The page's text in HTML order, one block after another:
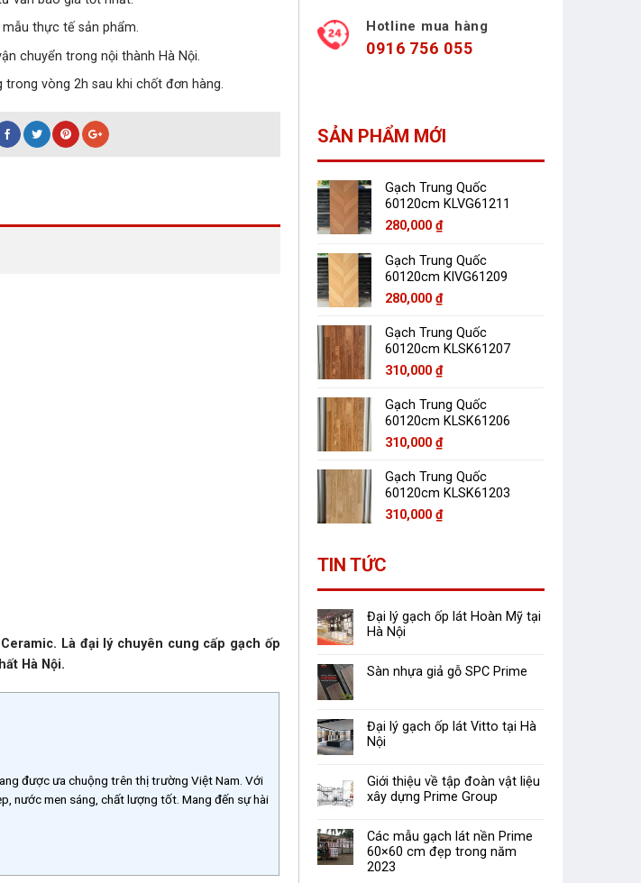
mẫu thực tế sản phẩm.
chuyển trong nội thành Hà Nội.
trong vòng 2h sau khi chốt đơn hàng.
Là đại lý chuyên cung cấp gạch ốp
Hà Nội.
được ưa chuộng trên thị trường Việt Nam. Với
nước men sáng, chất lượng tốt. Mang đến sự hài
Hotline mua hàng
0916 756 055
SẢN PHẨM MỚI
Gạch Trung Quốc
60120cm KLVG61211
280,000 ₫
Gạch Trung Quốc
60120cm KlVG61209
280,000 ₫
Gạch Trung Quốc
60120cm KLSK61207
310,000 ₫
Gạch Trung Quốc
60120cm KLSK61206
310,000 ₫
Gạch Trung Quốc
60120cm KLSK61203
310,000 ₫
TIN TỨC
Đại lý gạch ốp lát Hoàn Mỹ tại
Hà Nội
Sàn nhựa giả gỗ SPC Prime
Đại lý gạch ốp lát Vitto tại Hà
Nội
Giới thiệu về tập đoàn vật liệu
xây dựng Prime Group
Các mẫu gạch lát nền Prime
60×60 cm đẹp trong năm
2023